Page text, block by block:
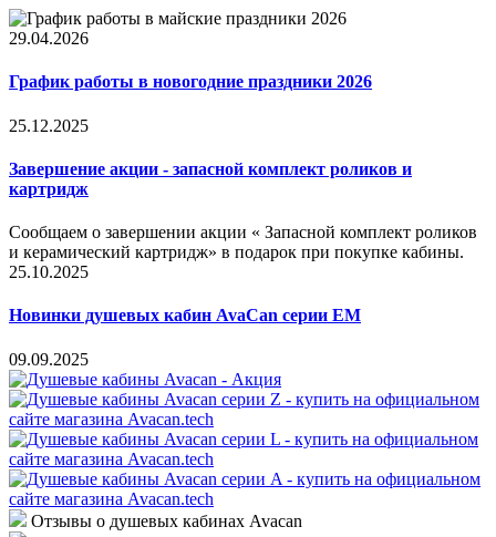
29.04.2026
График работы в новогодние праздники 2026
25.12.2025
Завершение акции - запасной комплект роликов и
картридж
Сообщаем о завершении акции « Запасной комплект роликов
и керамический картридж» в подарок при покупке кабины.
25.10.2025
Новинки душевых кабин AvaCan серии EM
09.09.2025
Отзывы о душевых кабинах Avacan